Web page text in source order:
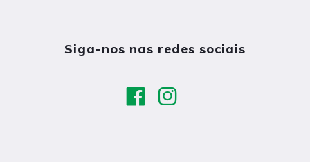
Siga-nos nas redes sociais